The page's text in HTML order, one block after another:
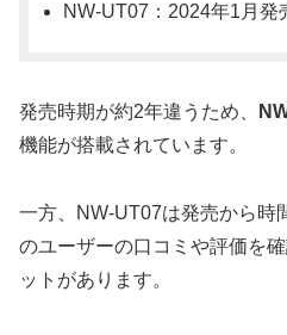
NW-UT07：2024年1月発
発売時期が約2年違うため、
機能が搭載されています。
一方、NW-UT07は発売から時
のユーザーの口コミや評価を
ットがあります。